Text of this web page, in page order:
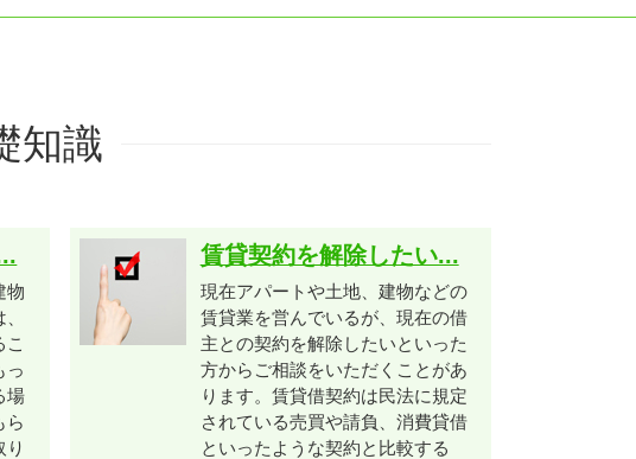
知識
物
っ
場
ら
り
賃貸契約を解除したい...
現在アパートや土地、建物などの
賃貸業を営んでいるが、現在の借
主との契約を解除したいといった
方からご相談をいただくことがあ
ります。賃貸借契約は民法に規定
されている売買や請負、消費貸借
といったような契約と比較する